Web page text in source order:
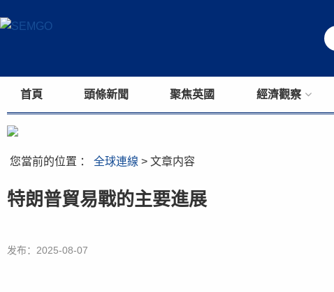
首頁 頭條新聞 聚焦英國 經濟觀察
您當前的位置 ： 全球連線 > 文章内容
特朗普貿易戰的主要進展
发布：2025-08-07